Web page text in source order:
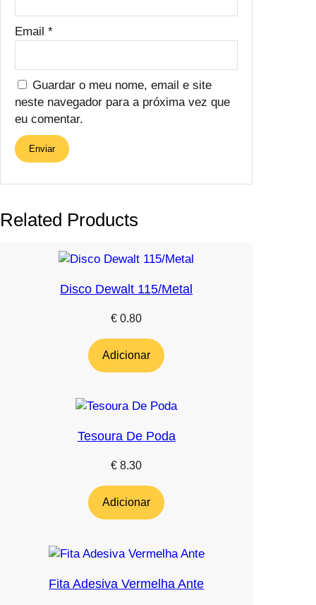
Email *
Guardar o meu nome, email e site
neste navegador para a próxima vez que
eu comentar.
Related Products
Disco Dewalt 115/Metal
€ 0.80
Adicionar
Tesoura De Poda
€ 8.30
Adicionar
Fita Adesiva Vermelha Ante